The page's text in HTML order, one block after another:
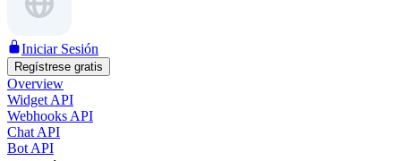
Iniciar Sesión
Regístrese gratis
Overview
Widget API
Webhooks API
Chat API
Bot API